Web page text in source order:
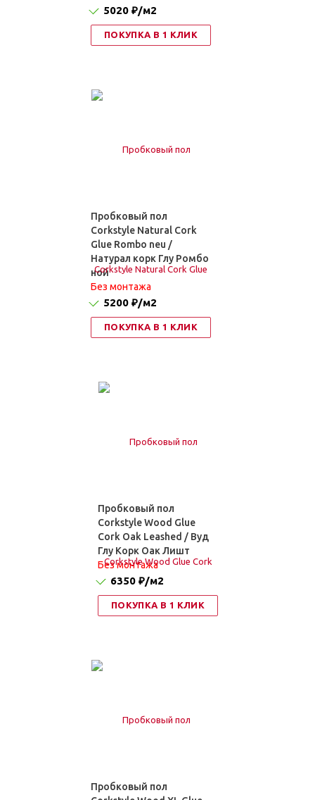
5020 ₽/м2
ПОКУПКА В 1 КЛИК
Пробковый пол
Corkstyle Natural Cork
Glue Rombo neu /
Натурал корк Глу Ромбо
ной
Без монтажа
5200 ₽/м2
ПОКУПКА В 1 КЛИК
Пробковый пол
Corkstyle Wood Glue
Cork Oak Leashed / Вуд
Глу Корк Оак Лишт
Без монтажа
6350 ₽/м2
ПОКУПКА В 1 КЛИК
Пробковый пол